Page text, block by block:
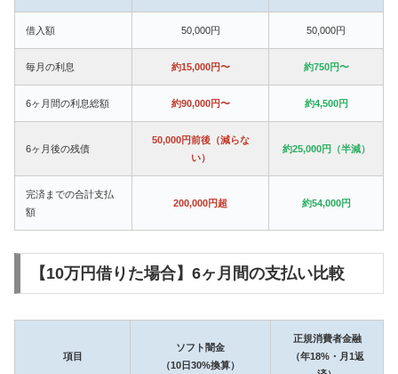
借入額 50,000円 50,000円
毎月の利息 約15,000円〜 約750円〜
6ヶ月間の利息総額 約90,000円〜 約4,500円
6ヶ月後の残債
50,000円前後（減らな
い）
約25,000円（半減）
完済までの合計支払
額
200,000円超 約54,000円
【10万円借りた場合】6ヶ月間の支払い比較
項目
ソフト闇金
（10日30%換算）
正規消費者金融
（年18%・月1返